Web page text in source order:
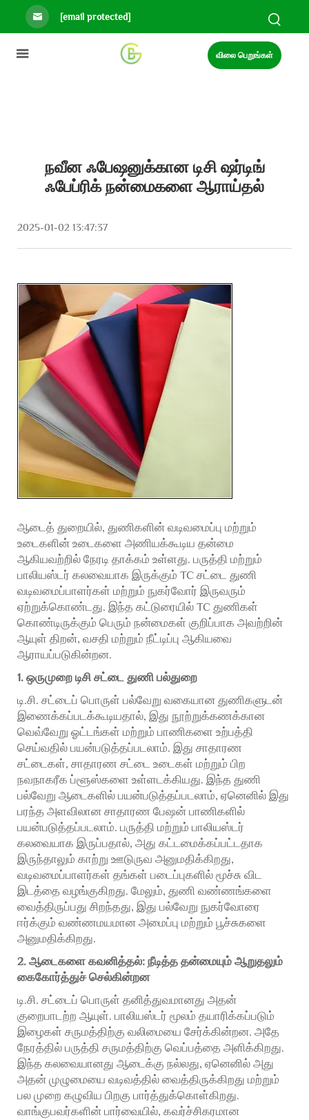
[email protected]
விலை பெறுங்கள்
நவீன ஃபேஷனுக்கான டிசி ஷர்டிங்
ஃபேப்ரிக் நன்மைகளை ஆராய்தல்
2025-01-02 13:47:37
ஆடைத் துறையில், துணிகளின் வடிவமைப்பு மற்றும்
உடைகளின் உடைகளை அணியக்கூடிய தன்மை
ஆகியவற்றில் நேரடி தாக்கம் உள்ளது. பருத்தி மற்றும்
பாலியஸ்டர் கலவையாக இருக்கும் TC சட்டை துணி
வடிவமைப்பாளர்கள் மற்றும் நுகர்வோர் இருவரும்
ஏற்றுக்கொண்டது. இந்த கட்டுரையில் TC துணிகள்
கொண்டிருக்கும் பெரும் நன்மைகள் குறிப்பாக அவற்றின்
ஆயுள் திறன், வசதி மற்றும் நீட்டிப்பு ஆகியவை
ஆராயப்படுகின்றன.
1. ஒருமுறை டிசி சட்டை துணி பல்துறை
டி.சி. சட்டைப் பொருள் பல்வேறு வகையான துணிகளுடன்
இணைக்கப்படக்கூடியதால், இது நூற்றுக்கணக்கான
வெவ்வேறு ஓட்டங்கள் மற்றும் பாணிகளை உற்பத்தி
செய்வதில் பயன்படுத்தப்படலாம். இது சாதாரண
சட்டைகள், சாதாரண சட்டை உடைகள் மற்றும் பிற
நவநாகரீக ப்ளூஸ்களை உள்ளடக்கியது. இந்த துணி
பல்வேறு ஆடைகளில் பயன்படுத்தப்படலாம், ஏனெனில் இது
பரந்த அளவிலான சாதாரண பேஷன் பாணிகளில்
பயன்படுத்தப்படலாம். பருத்தி மற்றும் பாலியஸ்டர்
கலவையாக இருப்பதால், அது கட்டமைக்கப்பட்டதாக
இருந்தாலும் காற்று ஊடுருவ அனுமதிக்கிறது,
வடிவமைப்பாளர்கள் தங்கள் படைப்புகளில் மூச்சு விட
இடத்தை வழங்குகிறது. மேலும், துணி வண்ணங்களை
வைத்திருப்பது சிறந்தது, இது பல்வேறு நுகர்வோரை
ஈர்க்கும் வண்ணமயமான அமைப்பு மற்றும் பூச்சுகளை
அனுமதிக்கிறது.
2. ஆடைகளை கவனித்தல்: நீடித்த தன்மையும் ஆறுதலும்
கைகோர்த்துச் செல்கின்றன
டி.சி. சட்டைப் பொருள் தனித்துவமானது அதன்
குறைபாடற்ற ஆயுள். பாலியஸ்டர் மூலம் தயாரிக்கப்படும்
இழைகள் சருமத்திற்கு வலிமையை சேர்க்கின்றன. அதே
நேரத்தில் பருத்தி சருமத்திற்கு வெப்பத்தை அளிக்கிறது.
இந்த கலவையானது ஆடைக்கு நல்லது, ஏனெனில் அது
அதன் முழுமையை வடிவத்தில் வைத்திருக்கிறது மற்றும்
பல முறை கழுவிய பிறகு பார்த்துக்கொள்கிறது.
வாங்குபவர்களின் பார்வையில், கவர்ச்சிகரமான